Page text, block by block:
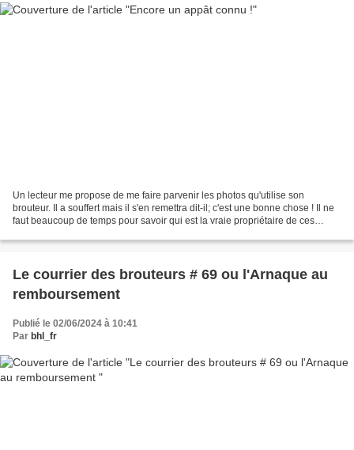
Un lecteur me propose de me faire parvenir les photos qu'utilise son
brouteur. Il a souffert mais il s'en remettra dit-il; c'est une bonne chose ! Il ne
faut beaucoup de temps pour savoir qui est la vraie propriétaire de ces
Le courrier des brouteurs # 69 ou l'Arnaque au
remboursement
Publié le 02/06/2024 à 10:41
Par bhl_fr